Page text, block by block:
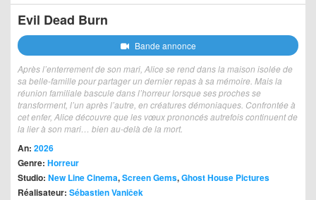
Evil Dead Burn
Bande annonce
Après l’enterrement de son mari, Alice se rend dans la maison isolée de
sa belle-famille pour partager un dernier repas à sa mémoire. Mais la
réunion familiale bascule dans l’horreur lorsque ses proches se
transforment, l’un après l’autre, en créatures démoniaques. Confrontée à
cet enfer, Alice découvre que les vœux prononcés autrefois continuent de
la lier à son mari… bien au-delà de la mort.
An: 2026
Genre: Horreur
Studio: New Line Cinema,Screen Gems,Ghost House Pictures
Réalisateur: Sébastien Vaniček